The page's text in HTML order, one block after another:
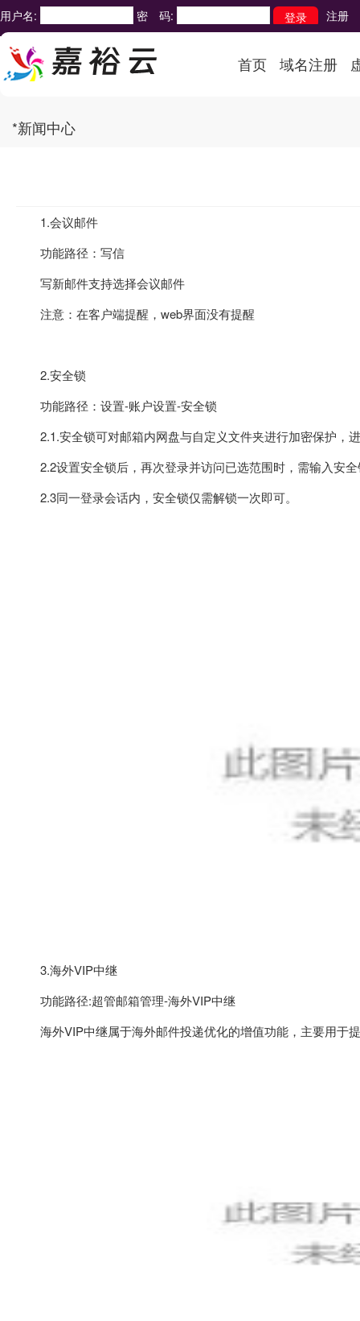
用户名: 密 码: 注册
首页 域名注册
*新闻中心
1.会议邮件
功能路径：写信
写新邮件支持选择会议邮件
注意：在客户端提醒，web界面没有提醒
2.安全锁
功能路径：设置-账户设置-安全锁
2.1.安全锁可对邮箱内网盘与自定义文件夹进行加密保护，
2.2设置安全锁后，再次登录并访问已选范围时，需输入安全
2.3同一登录会话内，安全锁仅需解锁一次即可。
3.海外VIP中继
功能路径:超管邮箱管理-海外VIP中继
海外VIP中继属于海外邮件投递优化的增值功能，主要用于